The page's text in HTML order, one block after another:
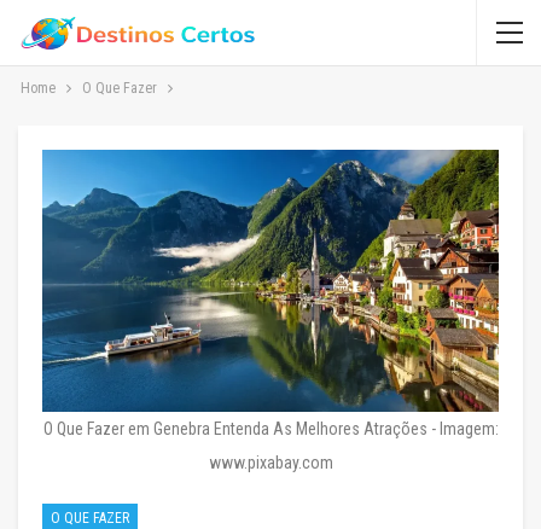
Home O Que Fazer
O Que Fazer em Genebra Entenda As Melhores Atrações - Imagem:
www.pixabay.com
O QUE FAZER